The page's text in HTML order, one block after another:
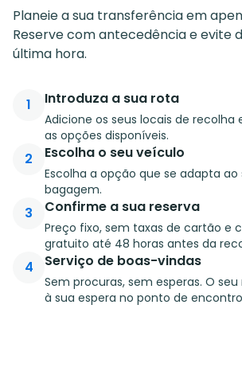
Planeie a sua transferência em
Reserve com antecedência e evite
última hora.
1 Introduza a sua rota
Adicione os seus locais de recolha
as opções disponíveis.
2 Escolha o seu veículo
Escolha a opção que se adapta ao
bagagem.
3 Confirme a sua reserva
Preço fixo, sem taxas de cartão e
gratuito até 48 horas antes da
4 Serviço de boas-vindas
Sem procuras, sem esperas. O
à sua espera no ponto de